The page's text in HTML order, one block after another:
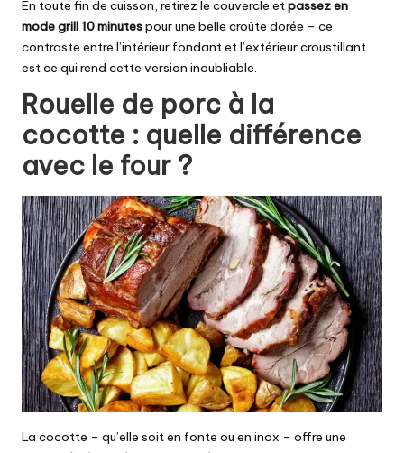
En toute fin de cuisson, retirez le couvercle etpassez en
mode grill 10 minutespour une belle croûte dorée – ce
contraste entre l’intérieur fondant et l’extérieur croustillant
est ce qui rend cette version inoubliable.
Rouelle de porc à la
cocotte : quelle différence
avec le four ?
La cocotte – qu’elle soit en fonte ou en inox – offre une